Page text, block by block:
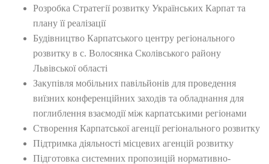
Розробка Стратегії розвитку Українських Карпат та
плану її реалізації
Будівництво Карпатського центру регіонального
розвитку в с. Волосянка Сколівського району
Львівської області
Закупівля мобільних павільйонів для проведення
виїзних конференційних заходів та обладнання для
поглиблення взаємодії між карпатськими регіонами
Створення Карпатської агенції регіонального розвитку
Підтримка діяльності місцевих агенцій розвитку
Підготовка системних пропозицій нормативно-